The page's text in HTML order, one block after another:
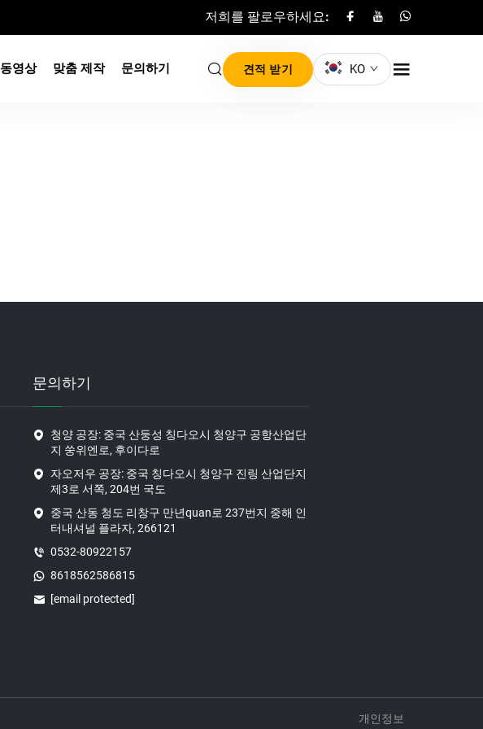
저희를 팔로우하세요:
동영상 맞춤 제작 문의하기 견적 받기 KO
문의하기
청양 공장: 중국 산둥성 칭다오시 청양구 공항산업단
지 쑹위엔로, 후이다로
자오저우 공장: 중국 칭다오시 청양구 진링 산업단지
제3로 서쪽, 204번 국도
중국 산동 청도 리창구 만년quan로 237번지 중해 인
터내셔널 플라자, 266121
0532-80922157
8618562586815
[email protected]
개인정보